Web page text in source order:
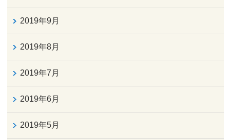
2019年9月
2019年8月
2019年7月
2019年6月
2019年5月